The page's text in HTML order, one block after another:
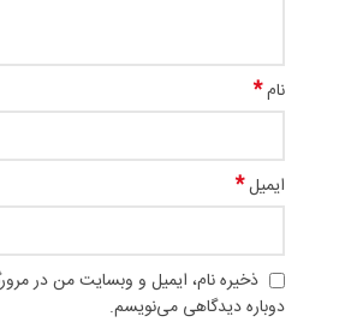
نام*
ایمیل*
ذخیره نام، ایمیل و وبسایت من در
دوباره دیدگاهی می‌نویسم.